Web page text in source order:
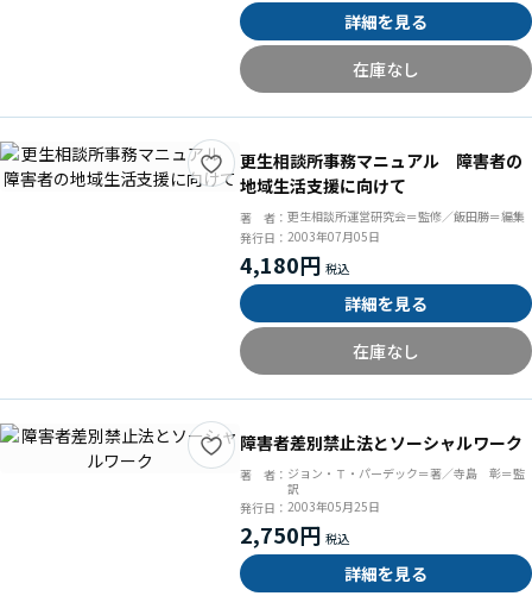
詳細を見る
在庫なし
更生相談所事務マニュアル 障害者の
地域生活支援に向けて
著 者： 更生相談所運営研究会＝監修／飯田勝＝編集
発行日： 2003年07月05日
4,180円
詳細を見る
在庫なし
障害者差別禁止法とソーシャルワーク
著 者： ジョン・Ｔ・パーデック＝著／寺島 彰＝監
訳
発行日： 2003年05月25日
2,750円
詳細を見る